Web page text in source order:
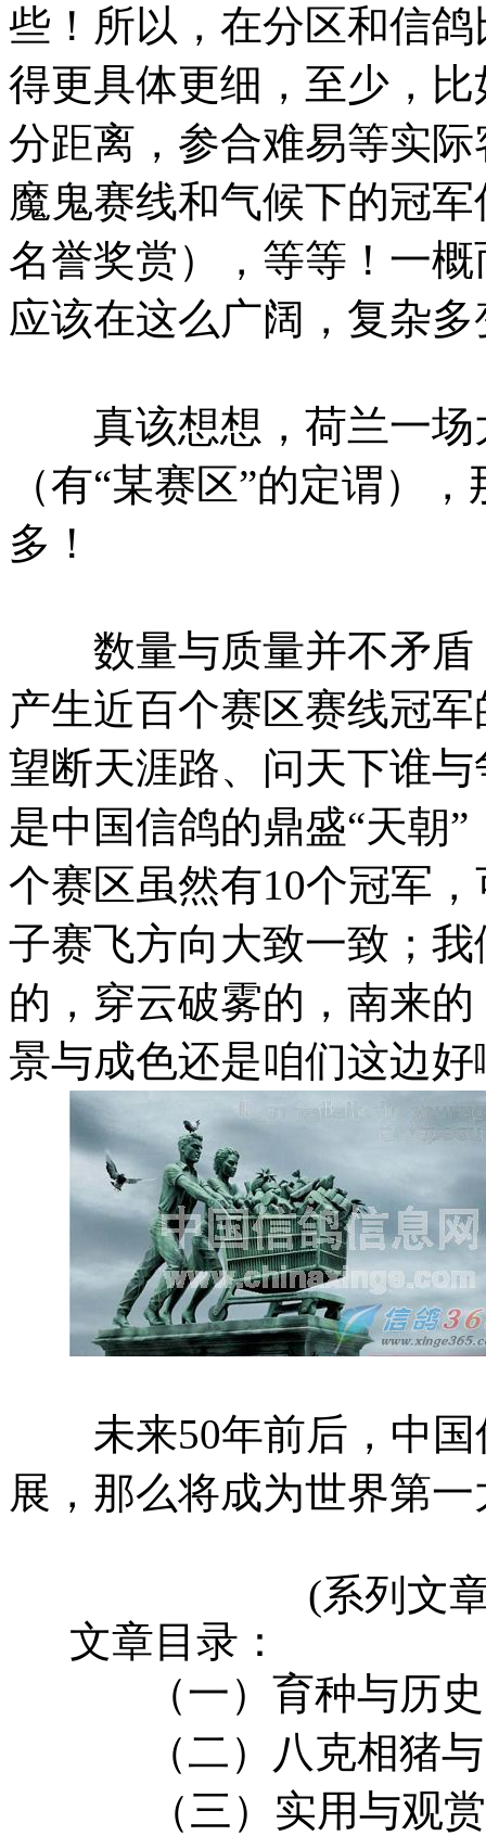
些！所以，在分区和信
得更具体更细，至少，
分距离，参合难易等实
魔鬼赛线和气候下的冠
名誉奖赏），等等！一
应该在这么广阔，复杂
真该想想，荷兰一场
（有“某赛区”的定谓）
多！
数量与质量并不矛盾
产生近百个赛区赛线冠
望断天涯路、问天下谁
是中国信鸽的鼎盛“天朝
个赛区虽然有10个冠军
子赛飞方向大致一致；
的，穿云破雾的，南来
景与成色还是咱们这边好
未来50年前后，中国
展，那么将成为世界第
(系列文
文章目录：
（一）育种与历
（二）
八克相猪
（三）实用与观